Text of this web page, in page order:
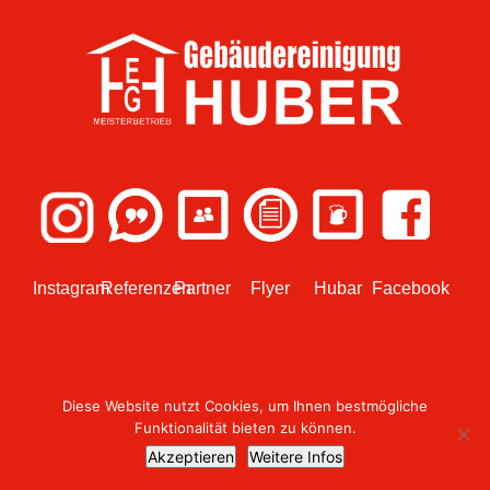
InstagramReferenzenPartner Flyer Hubar Facebook
© 2018 Design umgesetzt von WEBish GmbH
Diese Website nutzt Cookies, um Ihnen bestmögliche
Funktionalität bieten zu können.
Akzeptieren Weitere Infos